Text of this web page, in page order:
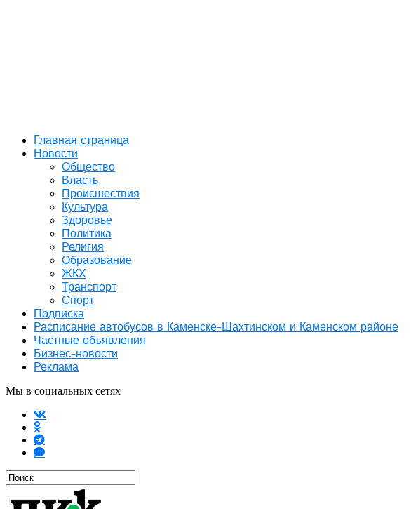
Главная страница
Новости
Общество
Власть
Происшествия
Культура
Здоровье
Политика
Религия
Образование
ЖКХ
Транспорт
Спорт
Подписка
Расписание автобусов в Каменске-Шахтинском и Каменском районе
Частные объявления
Бизнес-новости
Реклама
Мы в социальных сетях